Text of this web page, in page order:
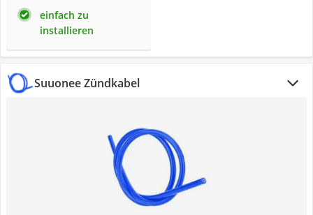
einfach zu
installieren
Suuonee Zündkabel